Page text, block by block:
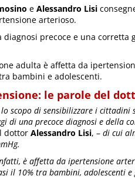
e Alessandro Lisi
arterioso.
precoce e una corretta
adulta è affetta da
bambini e adolescenti.
le parole del
scopo di sensibilizzare i cittadini
di una precoce diagnosi e della
dottor Alessandro Lisi, – di cui
è affetta da ipertensione
il 10% tra bambini, adolescenti e